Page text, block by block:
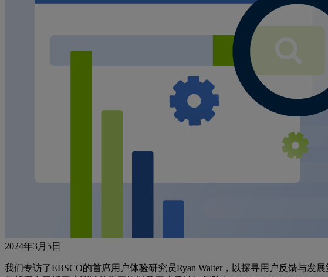
2024年3月5日
我们专访了EBSCO的首席用户体验研究员Ryan Walter，以探寻用户反馈与